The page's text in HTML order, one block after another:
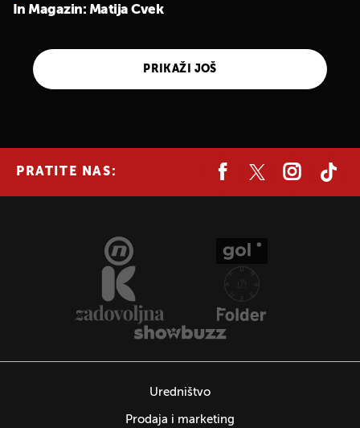
In Magazin: Matija Cvek
PRIKAŽI JOŠ
PRATITE NAS:
Uredništvo
Prodaja i marketing